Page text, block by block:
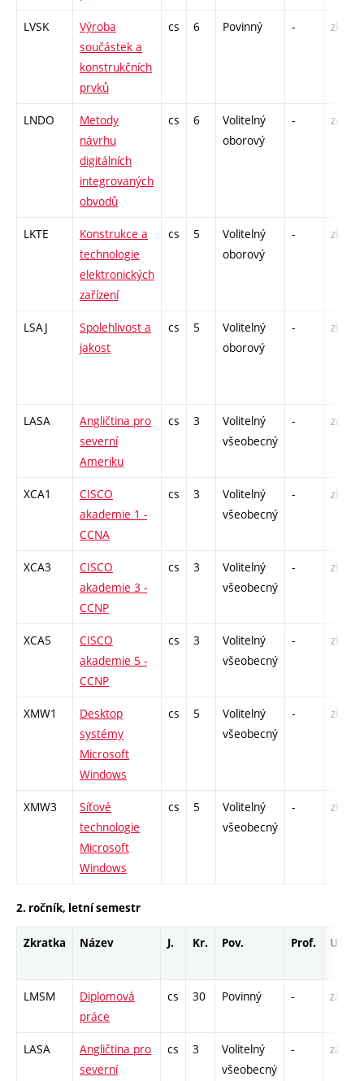
LVSK
Výroba
součástek a
konstrukčních
prvků
cs 6 Povinný - zk
LNDO
Metody
návrhu
digitálních
integrovaných
obvodů
cs 6
Volitelný
oborový
- zá,zk
LKTE
Konstrukce a
technologie
elektronických
zařízení
cs 5
Volitelný
oborový
- zk
LSAJ
Spolehlivost a
jakost
cs 5
Volitelný
oborový
- zk
LASA
Angličtina pro
severní
Ameriku
cs 3
Volitelný
všeobecný
- zá,zk
XCA1
CISCO
akademie 1 -
CCNA
cs 3
Volitelný
všeobecný
- zk
XCA3
CISCO
akademie 3 -
CCNP
cs 3
Volitelný
všeobecný
- zk
XCA5
CISCO
akademie 5 -
CCNP
cs 3
Volitelný
všeobecný
- zk
XMW1
Desktop
systémy
Microsoft
Windows
cs 5
Volitelný
všeobecný
- zk
XMW3
Síťové
technologie
Microsoft
Windows
cs 5
Volitelný
všeobecný
- zk
2. ročník, letní semestr
Zkratka Název J. Kr. Pov. Prof. Uk.
LMSM
Diplomová
práce
cs 30 Povinný - zá
LASA
Angličtina pro
severní
cs 3
Volitelný
všeobecný
- zá,zk